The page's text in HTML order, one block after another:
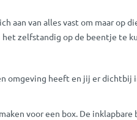
van alles vast om maar op
zelfstandig op de beentje te
omgeving heeft en jij er dichtbij
voor een box. De